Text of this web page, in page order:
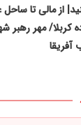
از مالی تا ساحل
کربلا/ مهر رهبر
آفریقا